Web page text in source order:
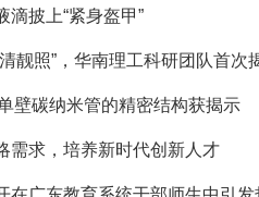
滴披上“紧身盔甲”
靓照”，华南理工科研团队首
壁碳纳米管的精密结构获揭示
需求，培养新时代创新人才